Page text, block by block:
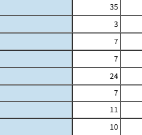
35
3
7
7
24
7
11
10